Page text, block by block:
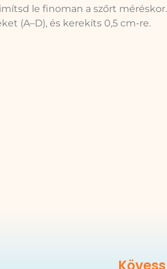
le finoman a szőrt méréskor.
(A–D), és kerekíts 0,5 cm-re.